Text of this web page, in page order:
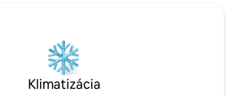
Klimatizácia